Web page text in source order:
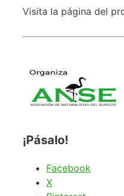
Visita la página del
¡Pásalo!
Facebook
X